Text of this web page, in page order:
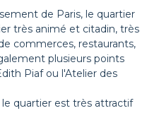
de Paris, le quartier
très animé et citadin, très
commerces, restaurants,
plusieurs points
Piaf ou l'Atelier des
le quartier est très attractif